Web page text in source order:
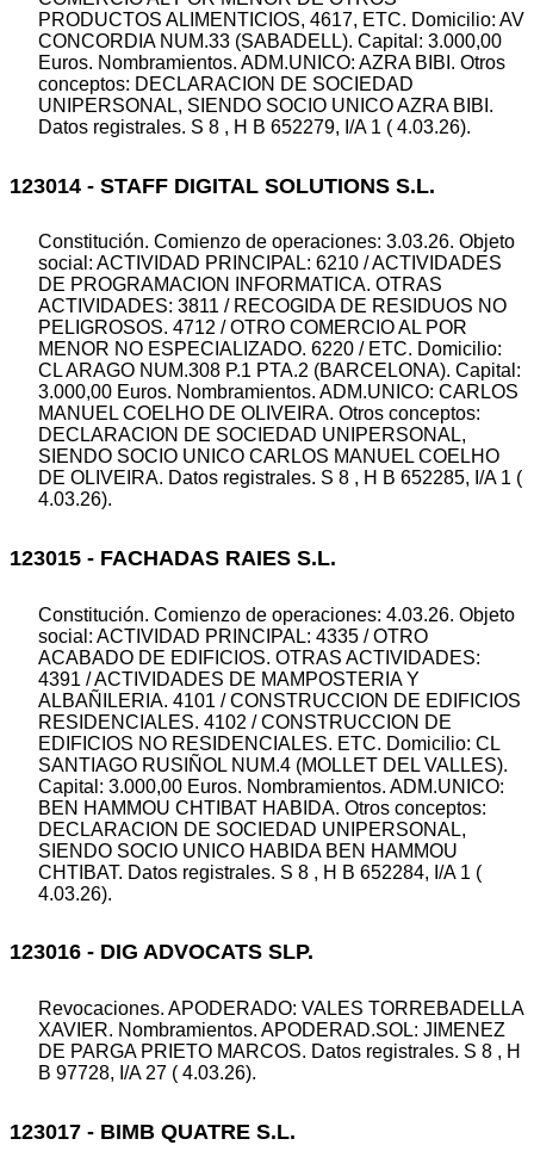
PRODUCTOS ALIMENTICIOS, 4617, ETC. Domicilio: AV
CONCORDIA NUM.33 (SABADELL). Capital: 3.000,00
Euros. Nombramientos. ADM.UNICO: AZRA BIBI. Otros
conceptos: DECLARACION DE SOCIEDAD
UNIPERSONAL, SIENDO SOCIO UNICO AZRA BIBI.
Datos registrales. S 8 , H B 652279, I/A 1 ( 4.03.26).
123014 - STAFF DIGITAL SOLUTIONS S.L.
Constitución. Comienzo de operaciones: 3.03.26. Objeto
social: ACTIVIDAD PRINCIPAL: 6210 / ACTIVIDADES
DE PROGRAMACION INFORMATICA. OTRAS
ACTIVIDADES: 3811 / RECOGIDA DE RESIDUOS NO
PELIGROSOS. 4712 / OTRO COMERCIO AL POR
MENOR NO ESPECIALIZADO. 6220 / ETC. Domicilio:
CL ARAGO NUM.308 P.1 PTA.2 (BARCELONA). Capital:
3.000,00 Euros. Nombramientos. ADM.UNICO: CARLOS
MANUEL COELHO DE OLIVEIRA. Otros conceptos:
DECLARACION DE SOCIEDAD UNIPERSONAL,
SIENDO SOCIO UNICO CARLOS MANUEL COELHO
DE OLIVEIRA. Datos registrales. S 8 , H B 652285, I/A 1 (
4.03.26).
123015 - FACHADAS RAIES S.L.
Constitución. Comienzo de operaciones: 4.03.26. Objeto
social: ACTIVIDAD PRINCIPAL: 4335 / OTRO
ACABADO DE EDIFICIOS. OTRAS ACTIVIDADES:
4391 / ACTIVIDADES DE MAMPOSTERIA Y
ALBAÑILERIA. 4101 / CONSTRUCCION DE EDIFICIOS
RESIDENCIALES. 4102 / CONSTRUCCION DE
EDIFICIOS NO RESIDENCIALES. ETC. Domicilio: CL
SANTIAGO RUSIÑOL NUM.4 (MOLLET DEL VALLES).
Capital: 3.000,00 Euros. Nombramientos. ADM.UNICO:
BEN HAMMOU CHTIBAT HABIDA. Otros conceptos:
DECLARACION DE SOCIEDAD UNIPERSONAL,
SIENDO SOCIO UNICO HABIDA BEN HAMMOU
CHTIBAT. Datos registrales. S 8 , H B 652284, I/A 1 (
4.03.26).
123016 - DIG ADVOCATS SLP.
Revocaciones. APODERADO: VALES TORREBADELLA
XAVIER. Nombramientos. APODERAD.SOL: JIMENEZ
DE PARGA PRIETO MARCOS. Datos registrales. S 8 , H
B 97728, I/A 27 ( 4.03.26).
123017 - BIMB QUATRE S.L.